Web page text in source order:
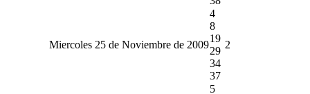
Miercoles 25 de Noviembre de 2009
4
8
19
29
34
37
2
5